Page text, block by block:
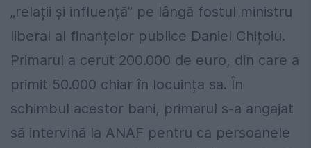
„relații și influență” pe lângă fostul ministru
liberal al finanțelor publice Daniel Chițoiu.
Primarul a cerut 200.000 de euro, din care a
primit 50.000 chiar în locuința sa. În
schimbul acestor bani, primarul s-a angajat
să intervină la ANAF pentru ca persoanele